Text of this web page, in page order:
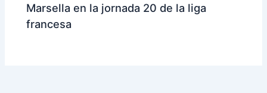
Marsella en la jornada 20 de la liga
francesa